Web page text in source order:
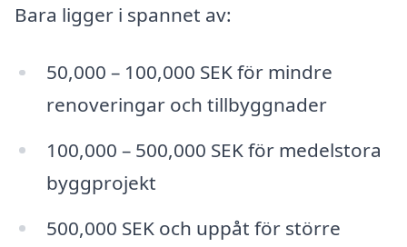
Bara ligger i spannet av:
50,000 – 100,000 SEK för mindre
renoveringar och tillbyggnader
100,000 – 500,000 SEK för medelstora
byggprojekt
500,000 SEK och uppåt för större